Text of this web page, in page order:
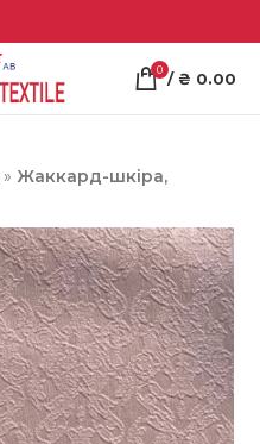
0 / ₴ 0.00
» Жаккард-шкіра,